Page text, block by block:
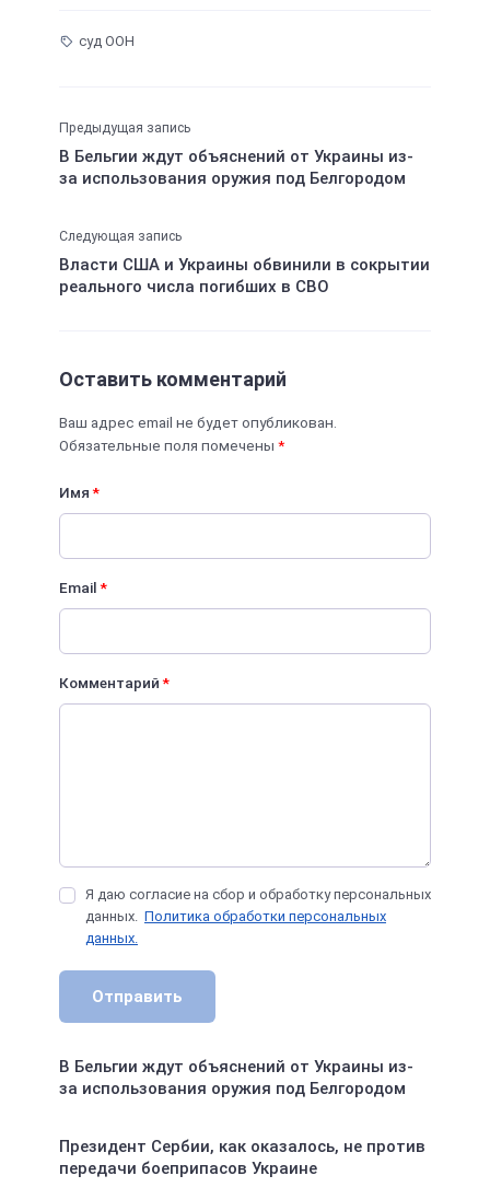
суд ООН
Предыдущая запись
В Бельгии ждут объяснений от Украины из-
за использования оружия под Белгородом
Следующая запись
Власти США и Украины обвинили в сокрытии
реального числа погибших в СВО
Оставить комментарий
Ваш адрес email не будет опубликован.
Обязательные поля помечены *
Имя*
Email*
Комментарий*
Я даю согласие на сбор и обработку персональных
данных. Политика обработки персональных
данных.
Отправить
В Бельгии ждут объяснений от Украины из-
за использования оружия под Белгородом
Президент Сербии, как оказалось, не против
передачи боеприпасов Украине